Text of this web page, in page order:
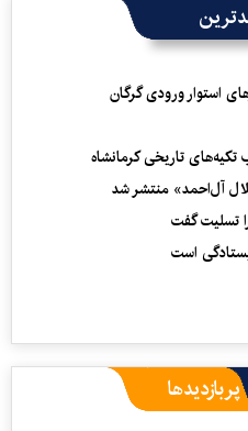
استوار ورودی گرگان
تکیه‌های تاریخی کرمانشاه
آل‌احمد» منتشر شد
تسلیت گفت
است
پربازدیدها